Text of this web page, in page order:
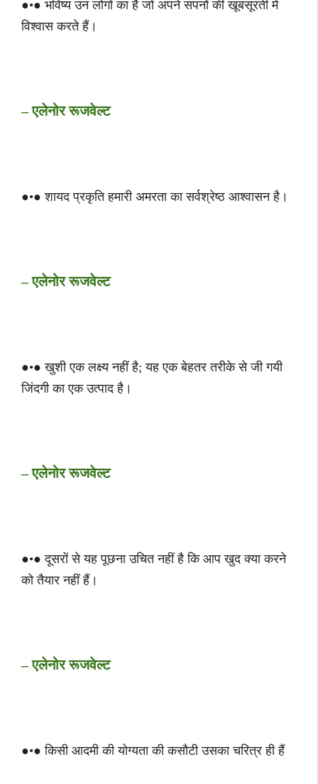
●•● भविष्य उन लोगों का है जो अपने सपनों की खूबसूरती में
विश्वास करते हैं।
– एलेनोर रूजवेल्ट
●•● शायद प्रकृति हमारी अमरता का सर्वश्रेष्ठ आश्वासन है।
– एलेनोर रूजवेल्ट
●•● खुशी एक लक्ष्य नहीं है; यह एक बेहतर तरीके से जी गयी
जिंदगी का एक उत्पाद है।
– एलेनोर रूजवेल्ट
●•● दूसरों से यह पूछना उचित नहीं है कि आप खुद क्या करने
को तैयार नहीं हैं।
– एलेनोर रूजवेल्ट
●•● किसी आदमी की योग्यता की कसौटी उसका चरित्र ही हैं